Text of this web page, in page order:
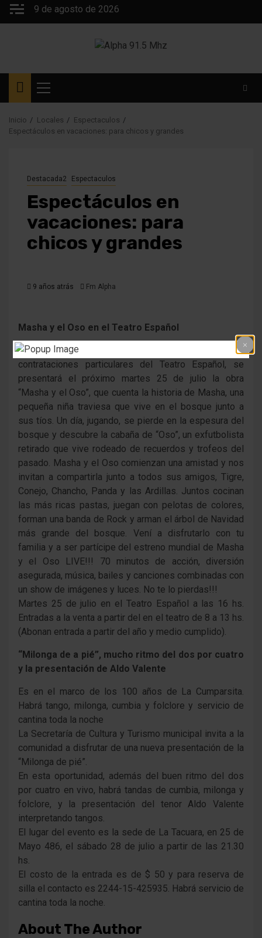
Saltar
9 de agosto de 2026
Menú
principal
Inicio Locales
Espectaculos
Espectáculos en vacaciones: para chicos y grandes
Destacada2 Espectaculos
Espectáculos en
vacaciones: para
chicos y grandes
9 años atrás Fm Alpha
Masha y el Oso en el Teatro Español
En el marco de las vacaciones de invierno y de las
contrataciones particulares del Teatro Español, se
presentará el próximo martes 25 de julio la obra
“Masha y el Oso”, que cuenta la historia de Masha, una
pequeña niña traviesa que vive en el bosque junto a
sus tíos. Un día, jugando, se pierde en la espesura del
bosque y descubre la cabaña de “Oso”, un exfutbolista
retirado que vive rodeado de recuerdos y trofeos del
pasado. Masha y el Oso comienzan una amistad y nos
invitan a compartirla junto a todos sus amigos, Tigre,
Conejo, Chancho, Panda y las Ardillas. Juntos cocinan
las más ricas pastas, juegan con pelotas de colores,
forman una banda de Rock y arman el árbol de Navidad
más grande del bosque. Vení a disfrutarlo con tu
familia y a ser partícipe del estreno mundial de Masha
y el Oso LIVE!!! 70 minutos de acción, diversión
asegurada, música, bailes y canciones combinadas con
un show de imágenes y luces. No te lo pierdas!!!
Martes 25 de julio en el Teatro Español a las 16 hs.
Entradas a la venta a partir del en el teatro de 8 a 13 hs.
(Abonan entrada a partir del año y medio cumplido).
“Milonga de a pié”, mucho ritmo del dos por cuatro
y la presentación de Aldo Valente
Es en el marco de los 100 años de La Cumparsita.
Habrá tango, milonga, cumbia y folclore y servicio de
cantina toda la noche
La Secretaría de Cultura y Turismo municipal invita a la
comunidad a disfrutar de una nueva presentación de la
“Milonga de pié”.
En esta oportunidad, además del buen ritmo del dos
por cuatro en vivo, habrá tandas de cumbia, milonga y
folclore, y la presentación del tenor Aldo Valente
interpretando tangos.
El lugar del evento es la sede de La Tacuara, en 25 de
Mayo 486, el sábado 28 de julio a partir de las 21.30
hs.
El costo de la entrada es de $ 50 y para reserva de
silla el contacto es 2244-15-425935. Habrá servicio de
cantina toda la noche.
About The Author